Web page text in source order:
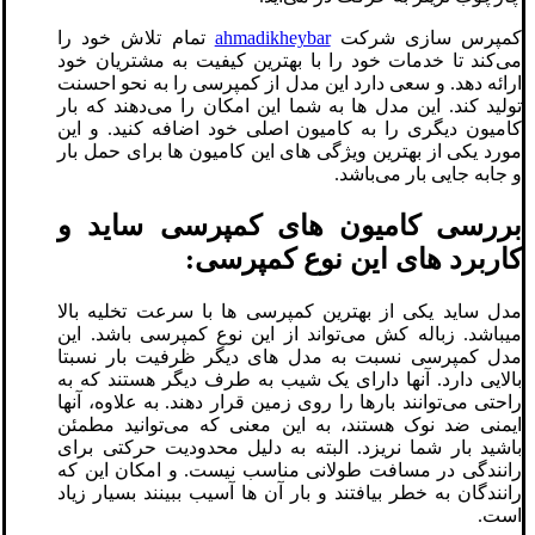
کمپرس سازی شرکتahmadikheybar تمام تلاش خود را
می‌کند تا خدمات خود را با بهترین کیفیت به مشتریان خود
ارائه دهد. و سعی دارد این مدل از کمپرسی را به نحو احسنت
تولید کند. این مدل ها به شما این امکان را می‌دهند که بار
کامیون دیگری را به کامیون اصلی خود اضافه کنید. و این
مورد یکی از بهترین ویژگی های این کامیون ها برای حمل بار
و جابه جایی بار می‌باشد.
بررسی کامیون های کمپرسی ساید و
کاربرد های این نوع کمپرسی:
مدل ساید یکی از بهترین کمپرسی ها با سرعت تخلیه بالا
می‎باشد. زباله کش می‌تواند از این نوع کمپرسی باشد. این
مدل کمپرسی نسبت به مدل های دیگر ظرفیت بار نسبتا
بالایی دارد. آنها دارای یک شیب به طرف دیگر هستند که به
راحتی می‌توانند بارها را روی زمین قرار دهند. به علاوه، آنها
ایمنی ضد نوک هستند، به این معنی که می‌توانید مطمئن
باشید بار شما نریزد. البته به دلیل محدودیت حرکتی برای
رانندگی در مسافت طولانی مناسب نیست. و امکان این که
رانندگان به خطر بیافتند و بار آن ها آسیب ببینند بسیار زیاد
است.